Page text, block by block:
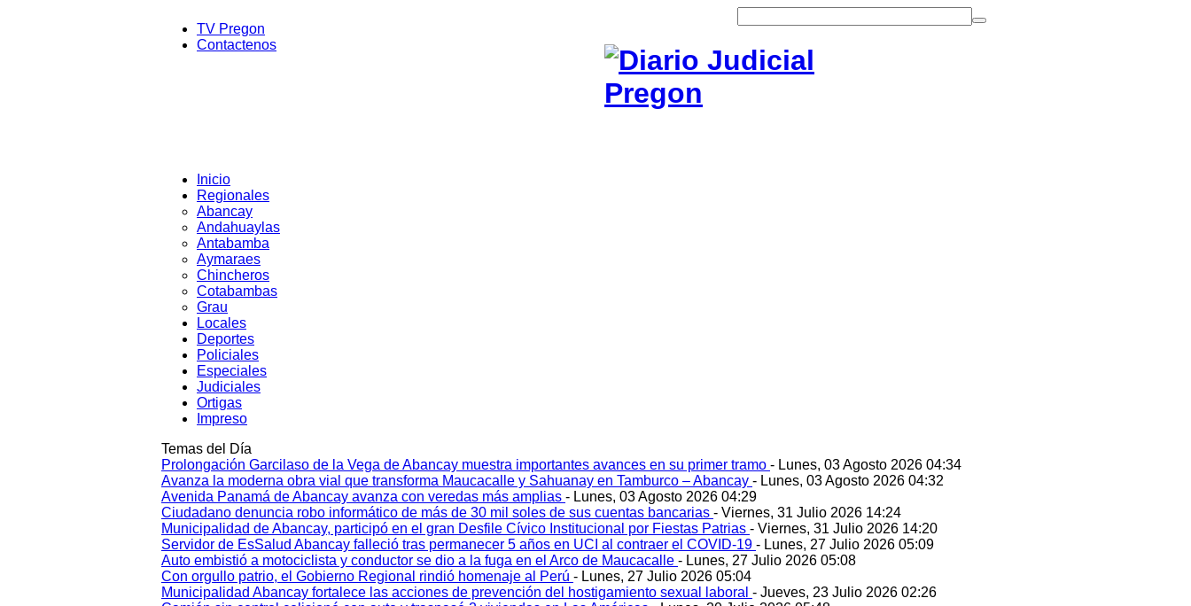
TV Pregon
Contactenos
Inicio
Regionales
Abancay
Andahuaylas
Antabamba
Aymaraes
Chincheros
Cotabambas
Grau
Locales
Deportes
Policiales
Especiales
Judiciales
Ortigas
Impreso
Temas del Día
Prolongación Garcilaso de la Vega de Abancay muestra importantes avances en su primer tramo - Lunes, 03 Agosto 2026 04:34
Avanza la moderna obra vial que transforma Maucacalle y Sahuanay en Tamburco – Abancay - Lunes, 03 Agosto 2026 04:32
Avenida Panamá de Abancay avanza con veredas más amplias - Lunes, 03 Agosto 2026 04:29
Ciudadano denuncia robo informático de más de 30 mil soles de sus cuentas bancarias - Viernes, 31 Julio 2026 14:24
Municipalidad de Abancay, participó en el gran Desfile Cívico Institucional por Fiestas Patrias - Viernes, 31 Julio 2026 14:20
Servidor de EsSalud Abancay falleció tras permanecer 5 años en UCI al contraer el COVID-19 - Lunes, 27 Julio 2026 05:09
Auto embistió a motociclista y conductor se dio a la fuga en el Arco de Maucacalle - Lunes, 27 Julio 2026 05:08
Con orgullo patrio, el Gobierno Regional rindió homenaje al Perú - Lunes, 27 Julio 2026 05:04
Municipalidad Abancay fortalece las acciones de prevención del hostigamiento sexual laboral - Jueves, 23 Julio 2026 02:26